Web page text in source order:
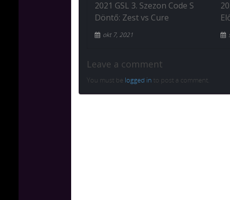
2021 GSL 3. Szezon Code S
Döntő: Zest vs Cure
okt 7, 2021
Leave a comment
You must be logged in to post a comment.